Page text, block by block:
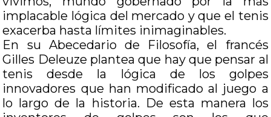
implacable lógica del mercado y que el tenis
exacerba hasta límites inimaginables.
En su Abecedario de Filosofía, el francés
Gilles Deleuze plantea que hay que pensar al
tenis desde la lógica de los golpes
innovadores que han modificado al juego a
lo largo de la historia. De esta manera los